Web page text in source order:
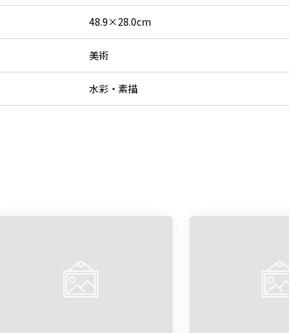
48.9×28.0cm
美術
水彩・素描